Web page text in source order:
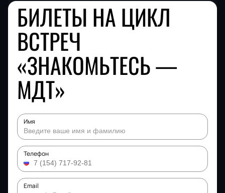
БИЛЕТЫ НА ЦИКЛ
ВСТРЕЧ
«ЗНАКОМЬТЕСЬ —
МДТ»
Имя
Телефон
Email